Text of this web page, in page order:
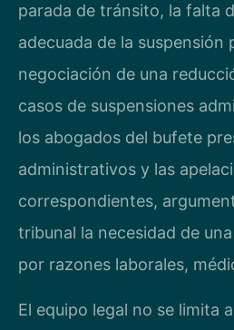
parada de tránsito, la falta
adecuada de la suspensión
negociación de una
casos de suspensiones
los abogados del bufete
administrativos y las
correspondientes,
tribunal la necesidad de
por razones laborales,
El equipo legal no se limita